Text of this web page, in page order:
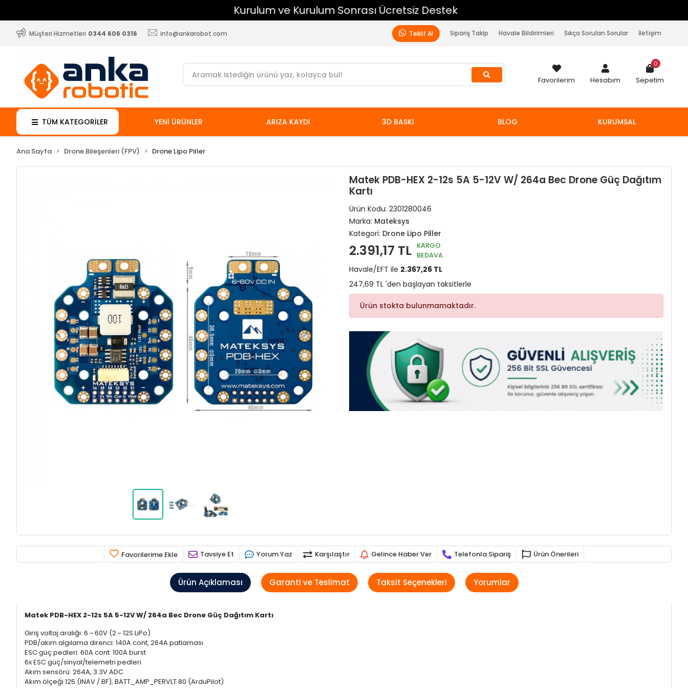
Kurulum ve Kurulum Sonrası Ücretsiz Destek
Müşteri Hizmetleri 0344 606 0316 info@ankarobot.com Teklif Al Sipariş Takip Havale Bildirimleri Sıkça Sorulan Sorular İletişim
Favorilerim Hesabım Sepetim
0
TÜM KATEGORİLER YENİ ÜRÜNLER ARIZA KAYDI 3D BASKI BLOG KURUMSAL
Ana Sayfa Drone Bileşenleri (FPV) Drone Lipo Piller
Matek PDB-HEX 2-12s 5A 5-12V W/ 264a Bec Drone Güç Dağıtım
Kartı
Ürün Kodu: 2301280046
Marka: Mateksys
Kategori: Drone Lipo Piller
2.391,17 TL KARGO
BEDAVA
Havale/EFT ile 2.367,26 TL
247,69 TL 'den başlayan taksitlerle
Ürün stokta bulunmamaktadır.
Favorilerime Ekle Tavsiye Et Yorum Yaz Karşılaştır Gelince Haber Ver Telefonla Sipariş Ürün Önerileri
Ürün Açıklaması Garanti ve Teslimat Taksit Seçenekleri Yorumlar
Matek PDB-HEX 2-12s 5A 5-12V W/ 264a Bec Drone Güç Dağıtım Kartı
Giriş voltaj aralığı: 6 ~ 60V (2 ~ 12S LiPo)
PDB/akım algılama direnci: 140A cont, 264A patlaması.
ESC güç pedleri: 60A cont. 100A burst
6x ESC güç/sinyal/telemetri pedleri
Akım sensörü: 264A, 3.3V ADC
Akım ölçeği 125 (INAV / BF), BATT_AMP_PERVLT 80 (ArduPilot)